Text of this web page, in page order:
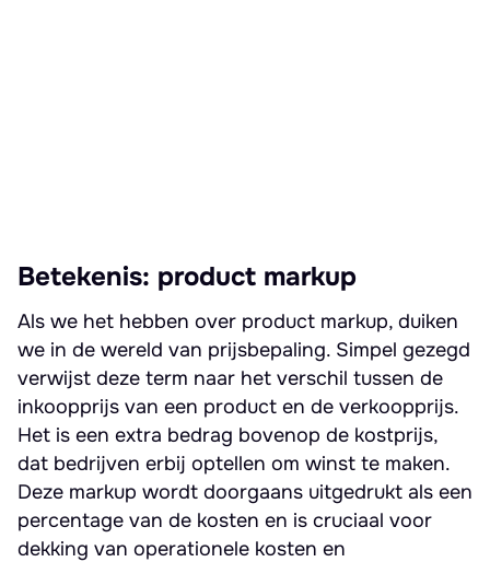
Betekenis: product markup
Als we het hebben over product markup, duiken
we in de wereld van prijsbepaling. Simpel gezegd
verwijst deze term naar het verschil tussen de
inkoopprijs van een product en de verkoopprijs.
Het is een extra bedrag bovenop de kostprijs,
dat bedrijven erbij optellen om winst te maken.
Deze markup wordt doorgaans uitgedrukt als een
percentage van de kosten en is cruciaal voor
dekking van operationele kosten en